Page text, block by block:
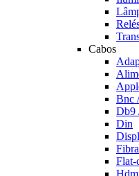
Cabos
Bnc
Db9
Din
Flat-